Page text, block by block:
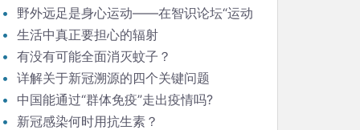
野外远足是身心运动——在智识论坛“运动
与健康”的发言
生活中真正要担心的辐射
有没有可能全面消灭蚊子？
详解关于新冠溯源的四个关键问题
中国能通过“群体免疫”走出疫情吗?
新冠感染何时用抗生素？